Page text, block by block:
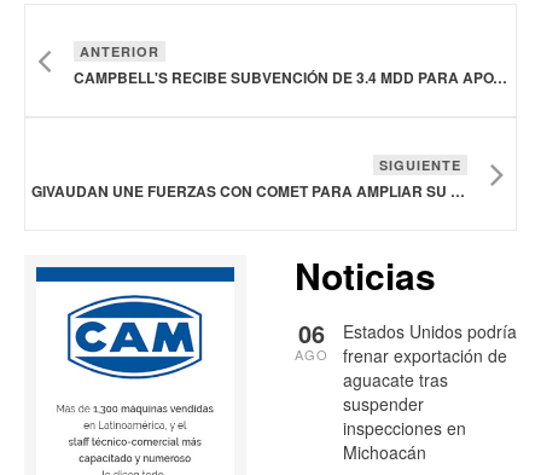
ANTERIOR
CAMPBELL'S RECIBE SUBVENCIÓN DE 3.4 MDD PARA APOYAR PRÁCTICAS SOSTENIBLES DE CULTIVO DE JITOMATES EN CALIFORNIA, ESTADOS UNIDOS
SIGUIENTE
GIVAUDAN UNE FUERZAS CON COMET PARA AMPLIAR SU OFERTA DE FIBRA INTESTINAL
Noticias
Estados Unidos podría
frenar exportación de
aguacate tras
suspender
inspecciones en
Michoacán
06
AGO